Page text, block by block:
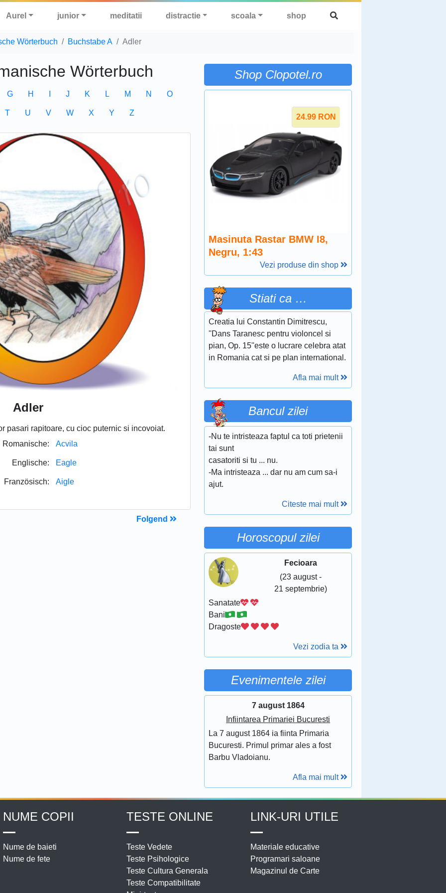
Aurel junior meditatii distractie scoala shop
Wörterbuch Buchstabe A Adler
Wörterbuch
G H J K L M N O
T U V W X Y Z
Adler
pasari rapitoare, cu cioc puternic si incovoiat.
Romanische:
Acvila
Englische: Eagle
Französisch: Aigle
Folgend
Shop Clopotel.ro
24.99 RON
Masinuta Rastar BMW I8,
Negru, 1:43
Vezi produse din shop
Stiati ca …
Creatia lui Constantin Dimitrescu,
''Dans Taranesc pentru violoncel si
pian, Op. 15''este o lucrare celebra atat
in Romania cat si pe plan international.
Afla mai mult
Bancul zilei
-Nu te intristeaza faptul ca toti prietenii
tai sunt
casatoriti si tu ... nu.
-Ma intristeaza ... dar nu am cum sa-i
ajut.
Citeste mai mult
Horoscopul zilei
Fecioara
(23 august -
21 septembrie)
Sanatate
Bani
Dragoste
Vezi zodia ta
Evenimentele zilei
7 august 1864
Infiintarea Primariei Bucuresti
La 7 august 1864 ia fiinta Primaria
Bucuresti. Primul primar ales a fost
Barbu Vladoianu.
Afla mai mult
NUME COPII
Nume de baieti
Nume de fete
TESTE ONLINE
Teste Vedete
Teste Psihologice
Teste Cultura Generala
Teste Compatibilitate
LINK-URI UTILE
Materiale educative
Programari saloane
Magazinul de Carte